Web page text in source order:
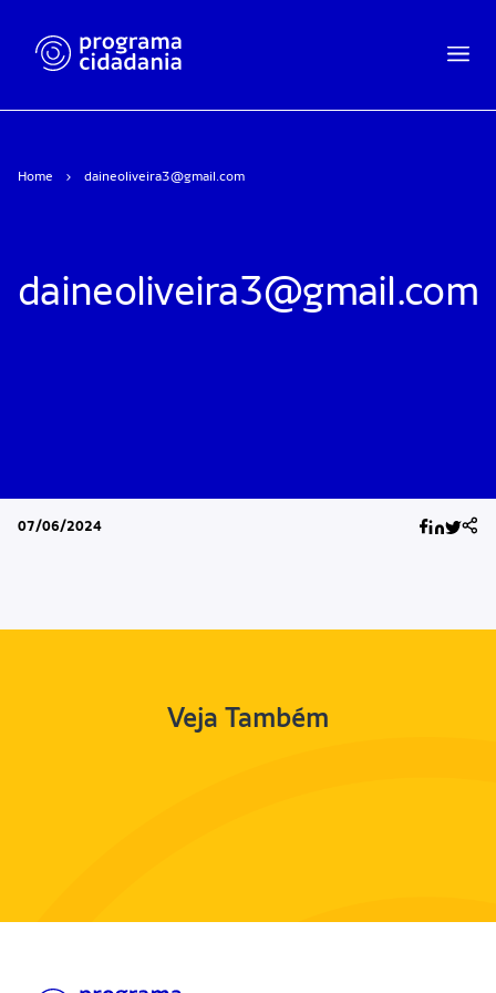
Home daineoliveira3@gmail.com
daineoliveira3@gmail.com
07/06/2024
Veja Também